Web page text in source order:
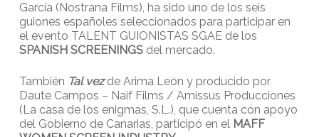
García (Nostrana Films), ha sido uno de los seis
guiones españoles seleccionados para participar en
el evento TALENT GUIONISTAS SGAE de los
SPANISH SCREENINGSdel mercado.
También Tal vezde Arima León y producido por
Daute Campos – Naif Films / Amissus Producciones
(La casa de los enigmas, S.L.), que cuenta con apoyo
del Gobierno de Canarias, participó en el MAFF